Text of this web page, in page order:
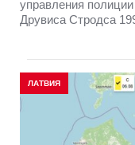
управления
Друвиса Стродса
ЛАТВИЯ